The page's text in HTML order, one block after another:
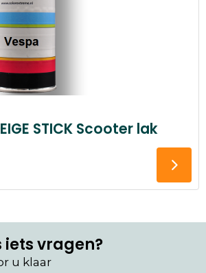
STICK Scooter lak
iets vragen?
u klaar